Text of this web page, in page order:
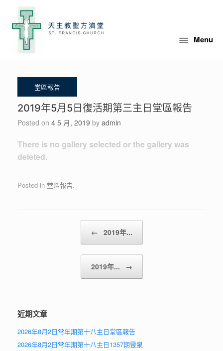
content
Menu
2019年5月5日復活期第三主日堂區報告
Posted on 4 5 月, 2019 by admin
There is no gallery selected or the gallery was
deleted.
Posted in 堂區報告.
Post navigation
← 2019年...
2019年... →
近期文章
2026年8月2日常年期第十八主日堂區報告
2026年8月2日常年期第十八主日1357期靈泉